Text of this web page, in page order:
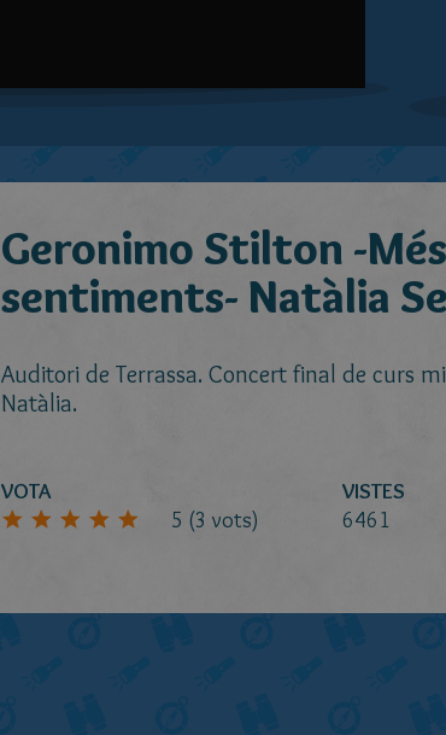
Geronimo Stilton -
sentiments- Natàlia
Auditori de Terrassa. Concert final de curs
Natàlia.
VOTA
5 (3 vots)
VISTES
6461